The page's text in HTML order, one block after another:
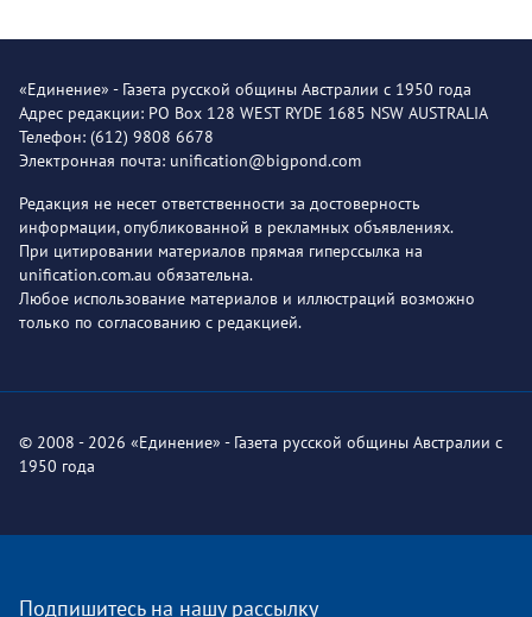
«Единение» - Газета русской общины Австралии с 1950 года
Адрес редакции: PO Box 128 WEST RYDE 1685 NSW AUSTRALIA
Телефон: (612) 9808 6678
Электронная почта: unification@bigpond.com
Редакция не несет ответственности за достоверность
информации, опубликованной в рекламных объявлениях.
При цитировании материалов прямая гиперссылка на
unification.com.au обязательна.
Любое использование материалов и иллюстраций возможно
только по согласованию с редакцией.
© 2008 - 2026 «Единение» - Газета русской общины Австралии с
1950 года
Подпишитесь на нашу рассылку